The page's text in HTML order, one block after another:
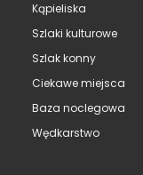
Kąpieliska
Szlaki kulturowe
Szlak konny
Ciekawe miejsca
Baza noclegowa
Wędkarstwo